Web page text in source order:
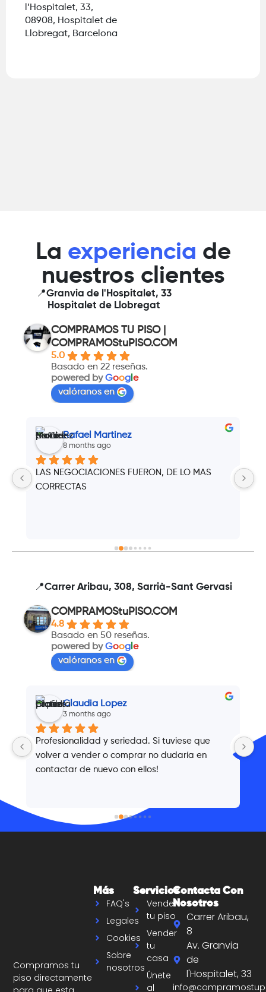
l’Hospitalet, 33,
08908, Hospitalet de
Llobregat, Barcelona
La experiencia de
nuestros clientes
📍Granvia de l'Hospitalet, 33
Hospitalet de Llobregat
COMPRAMOS TU PISO |
COMPRAMOStuPISO.COM
5.0
Basado en 22 reseñas.
powered byGoog e
valóranos en
Rafael Martinez
8 months ago
LAS NEGOCIACIONES FUERON, DE LO MAS
CORRECTAS
📍Carrer Aribau, 308, Sarrià-Sant Gervasi
COMPRAMOStuPISO.COM
4.8
Basado en 50 reseñas.
powered byGoog e
valóranos en
Claudia Lopez
3 months ago
Profesionalidad y seriedad. Si tuviese que
volver a vender o comprar no dudaría en
contactar de nuevo con ellos!
Compramos tu
piso directamente
Servicios
Vender
tu piso
Vender
tu
casa
Únete
al
Más
FAQ's
Legales
Cookies
Sobre
nosotros
Contacta Con
Nosotros
Carrer Aribau,
8
Av. Granvia
de
l'Hospitalet, 33